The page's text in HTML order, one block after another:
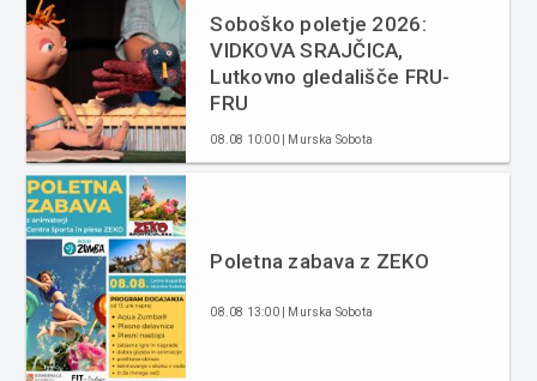
Soboško poletje 2026:
VIDKOVA SRAJČICA,
Lutkovno gledališče FRU-
FRU
08.08 10:00 | Murska Sobota
Poletna zabava z ZEKO
08.08 13:00 | Murska Sobota